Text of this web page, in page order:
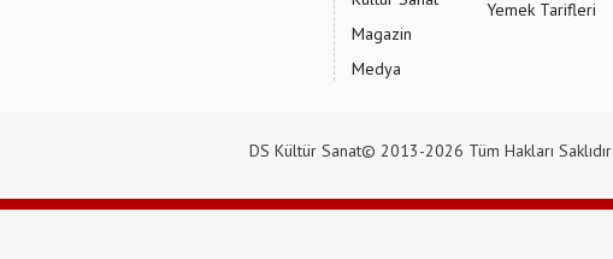
Magazin
Medya
Yemek Tarifleri
DS Kültür Sanat© 2013-2026 Tüm Hakları Saklıdır